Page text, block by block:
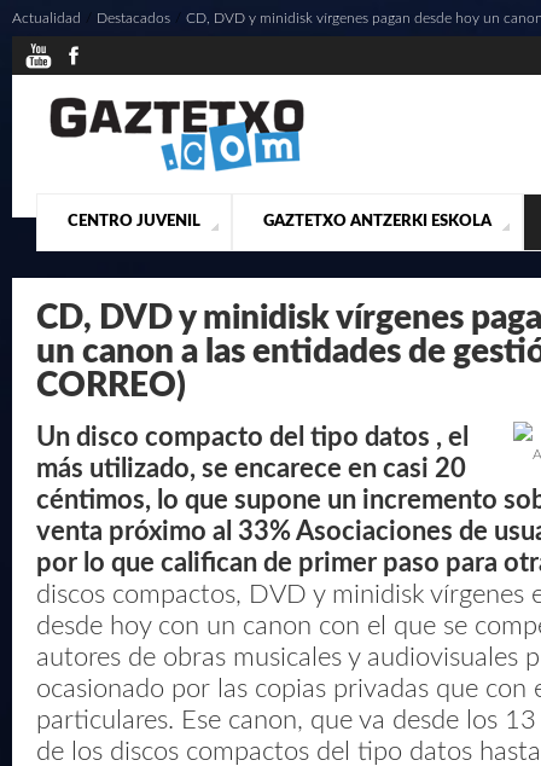
CENTRO JUVENIL
¿QUIENES SOMOS? ACTUALIDAD CONTACTO
GAZTETXO ANTZERKI ESKOLA
PRESENTACIÓN MUSICALES
Actualidad Destacados / CD, DVD y minidisk vírgenes pagan desde hoy un
CD, DVD y minidisk vírgenes
un canon a las entidades de
CORREO)
Un disco compacto del tipo datos , el
más utilizado, se encarece en casi 20
céntimos, lo que supone un incremento
venta próximo al 33% Asociaciones de
por lo que califican de primer paso para
discos compactos, DVD y minidisk vírgenes
desde hoy con un canon con el que se
autores de obras musicales y audiovisuales
ocasionado por las copias privadas que con
particulares. Ese canon, que va desde los
de los discos compactos del tipo datos